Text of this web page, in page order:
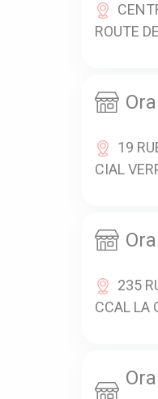
ROUTE
19
CIAL
235
CCAL LA